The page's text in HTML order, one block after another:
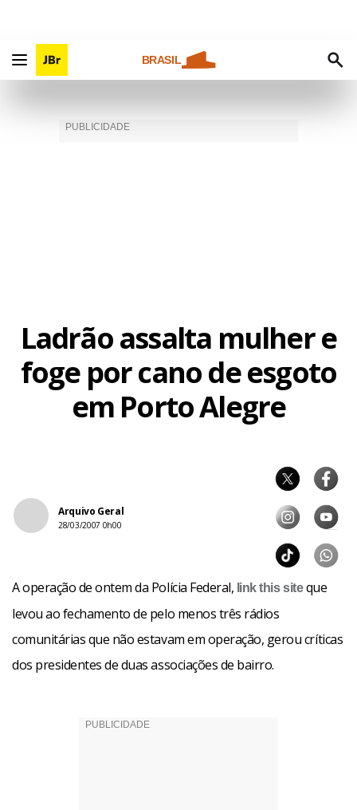
BRASIL
Ladrão assalta mulher e
foge por cano de esgoto
em Porto Alegre
Arquivo Geral
28/03/2007 0h00
A operação de ontem da Polícia Federal, link this siteque
levou ao fechamento de pelo menos três rádios
comunitárias que não estavam em operação, gerou críticas
dos presidentes de duas associações de bairro.